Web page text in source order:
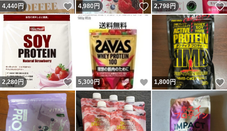
4,440円 いいね！
4,980円 いいね！
2,798円
2,280円 いいね！
5,300円 いいね！
1,800円